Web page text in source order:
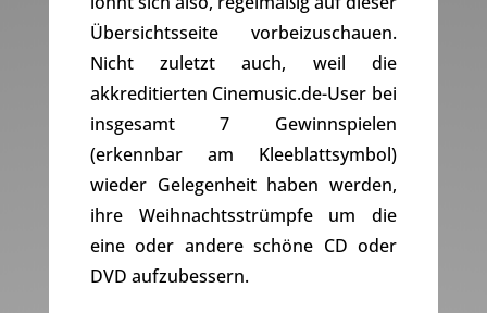
Übersichtsseite vorbeizuschauen.
Nicht zuletzt auch, weil die
akkreditierten Cinemusic.de-User bei
insgesamt 7 Gewinnspielen
(erkennbar am Kleeblattsymbol)
wieder Gelegenheit haben werden,
ihre Weihnachtsstrümpfe um die
eine oder andere schöne CD oder
DVD aufzubessern.